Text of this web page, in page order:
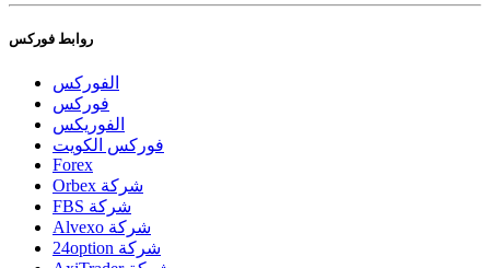
روابط فوركس
الفوركس
فوركس
الفوريكس
فوركس الكويت
Forex
Orbex شركة
FBS شركة
Alvexo شركة
24option شركة